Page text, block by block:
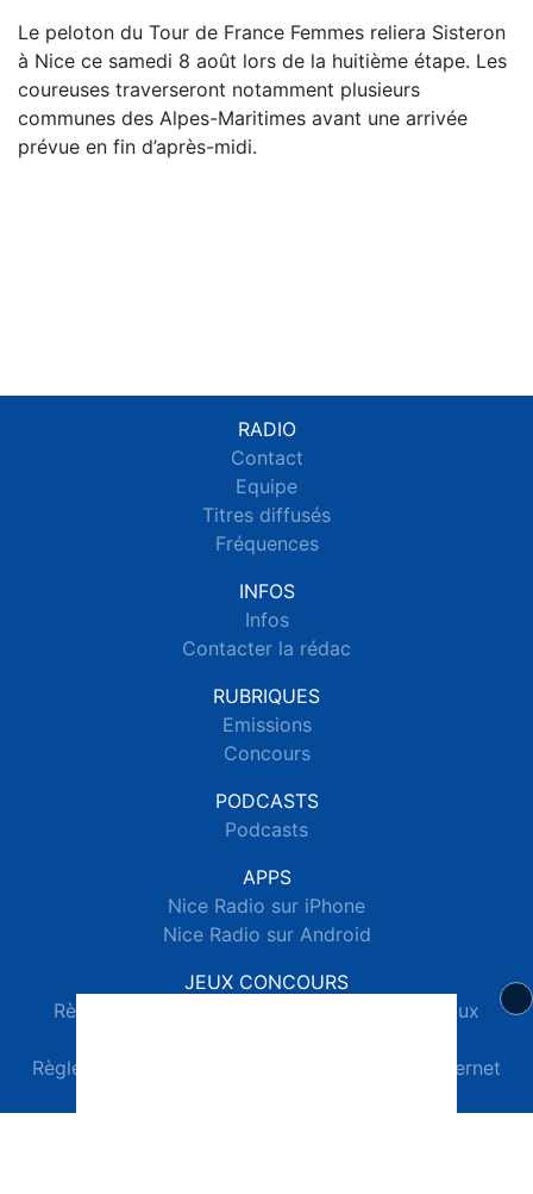
Le peloton du Tour de France Femmes reliera Sisteron
à Nice ce samedi 8 août lors de la huitième étape. Les
coureuses traverseront notamment plusieurs
communes des Alpes-Maritimes avant une arrivée
prévue en fin d’après-midi.
RADIO
Contact
Equipe
Titres diffusés
Fréquences
INFOS
Infos
Contacter la rédac
RUBRIQUES
Emissions
Concours
PODCASTS
Podcasts
APPS
Nice Radio sur iPhone
Nice Radio sur Android
JEUX CONCOURS
Règlements des jeux concours réseaux sociaux
Règlements des jeux concours téléphone et internet